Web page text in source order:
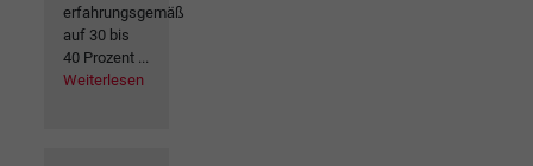
erfahrungsgemäß
auf 30 bis
40 Prozent ...
Weiterlesen